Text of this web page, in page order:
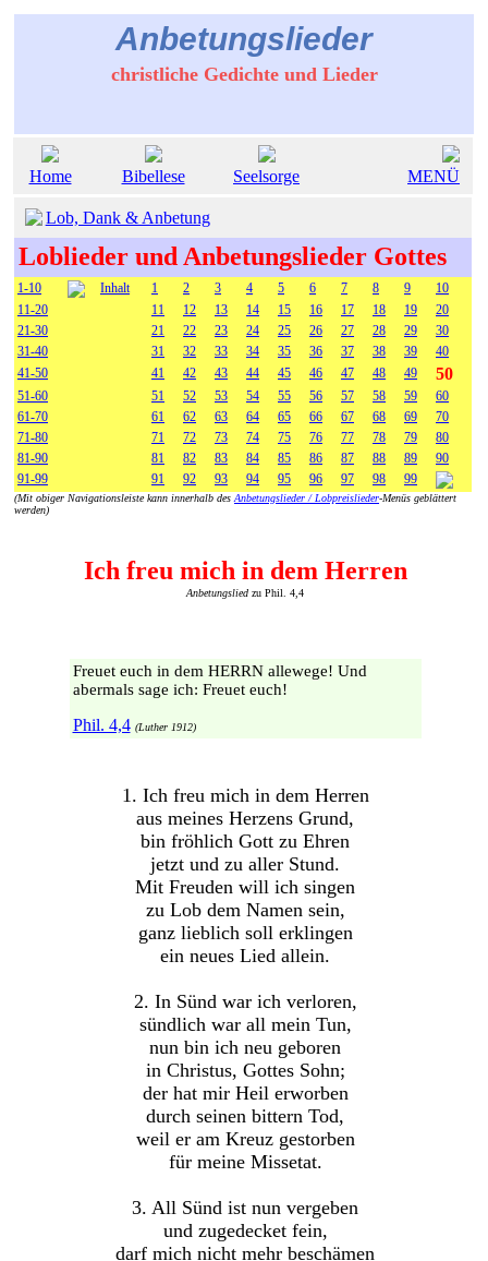
Anbetungslieder
christliche Gedichte und Lieder
Home Bibellese Seelsorge MENÜ
Lob, Dank & Anbetung
Loblieder und Anbetungslieder Gottes
1-10 Inhalt 1 2 3 4 5 6 7 8 9
10
11-20
11 12 13 14 15 16 17 18 19
20
21-30
21 22 23 24 25 26 27 28 29
30
31-40
31 32 33 34 35 36 37 38 39
40
41-50
41 42 43 44 45 46 47 48 49 50
51-60 51 52 53 54 55 56 57 58 59
60
61-70
61 62 63 64 65 66 67 68 69
70
71-80
71 72 73 74 75 76 77 78 79
80
81-90
81 82 83 84 85 86 87 88 89
90
91-99
91 92 93 94 95 96 97 98 99
(Mit obiger Navigationsleiste kann innerhalb des Anbetungslieder / Lobpreislieder-Menüs geblättert
werden)
Ich freu mich in dem Herren
Anbetungslied zu Phil. 4,4
Freuet euch in dem HERRN allewege! Und
abermals sage ich: Freuet euch!
Phil. 4,4 (Luther 1912)
1. Ich freu mich in dem Herren
aus meines Herzens Grund,
bin fröhlich Gott zu Ehren
jetzt und zu aller Stund.
Mit Freuden will ich singen
zu Lob dem Namen sein,
ganz lieblich soll erklingen
ein neues Lied allein.
2. In Sünd war ich verloren,
sündlich war all mein Tun,
nun bin ich neu geboren
in Christus, Gottes Sohn;
der hat mir Heil erworben
durch seinen bittern Tod,
weil er am Kreuz gestorben
für meine Missetat.
3. All Sünd ist nun vergeben
und zugedecket fein,
darf mich nicht mehr beschämen